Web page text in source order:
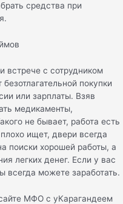
средства при
встрече с сотрудником
покупки
или зарплаты. Взяв
медикаменты,
не бывает, работа есть
ищет, двери всегда
поиски хорошей работы, а
легких денег. Если у вас
можете заработать.
МФО с уКарагандеем